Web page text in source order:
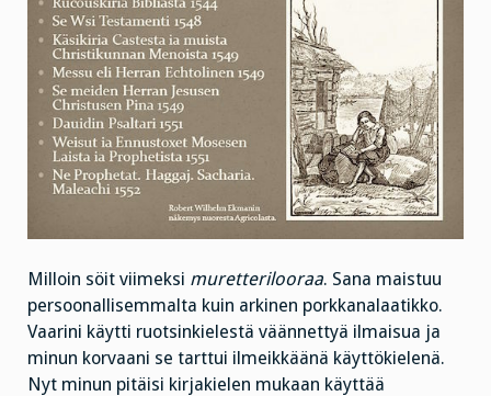
Milloin söit viimeksi muretterilooraa. Sana maistuu
persoonallisemmalta kuin arkinen porkkanalaatikko.
Vaarini käytti ruotsinkielestä väännettyä ilmaisua ja
minun korvaani se tarttui ilmeikkäänä käyttökielenä.
Nyt minun pitäisi kirjakielen mukaan käyttää